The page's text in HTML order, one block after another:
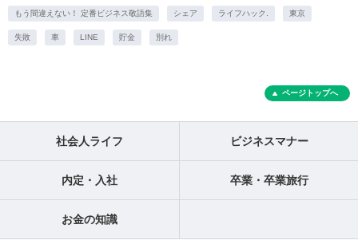
もう間違えない！ 定番ビジネス敬語集 シェア ライフハック. 東京
失敗 車 LINE 貯金 別れ
ページトップへ
社会人ライフ ビジネスマナー
内定・入社 卒業・卒業旅行
お金の知識